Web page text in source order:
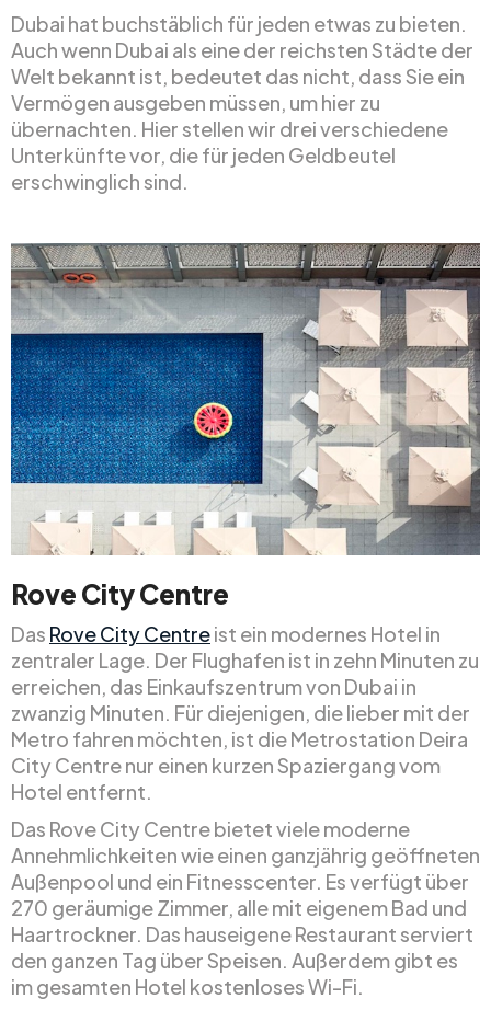
Dubai hat buchstäblich für jeden etwas zu bieten.
Auch wenn Dubai als eine der reichsten Städte der
Welt bekannt ist, bedeutet das nicht, dass Sie ein
Vermögen ausgeben müssen, um hier zu
übernachten. Hier stellen wir drei verschiedene
Unterkünfte vor, die für jeden Geldbeutel
erschwinglich sind.
Rove City Centre
Das Rove City Centreist ein modernes Hotel in
zentraler Lage. Der Flughafen ist in zehn Minuten zu
erreichen, das Einkaufszentrum von Dubai in
zwanzig Minuten. Für diejenigen, die lieber mit der
Metro fahren möchten, ist die Metrostation Deira
City Centre nur einen kurzen Spaziergang vom
Hotel entfernt.
Das Rove City Centre bietet viele moderne
Annehmlichkeiten wie einen ganzjährig geöffneten
Außenpool und ein Fitnesscenter. Es verfügt über
270 geräumige Zimmer, alle mit eigenem Bad und
Haartrockner. Das hauseigene Restaurant serviert
den ganzen Tag über Speisen. Außerdem gibt es
im gesamten Hotel kostenloses Wi-Fi.